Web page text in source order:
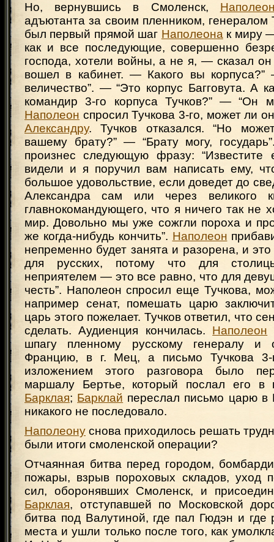
Но, вернувшись в Смоленск,
адъютанта за своим пленником,
был первый прямой шаг Наполеона к миру
как и все последующие, совершенно
господа, хотели войны, а не я, — сказал он
вошел в кабинет. — Какого вы корпуса?”
величество”. — “Это корпус Багговута. А
командир 3-го корпуса Тучков?” — “Он
Наполеон спросил Тучкова 3-го, может ли
Александру. Тучков отказался. “Но
вашему брату?” — “Брату могу,
произнес следующую фразу:
видели и я поручил вам написать ему,
большое удовольствие, если доведет до
Александра сам или через великого
главнокомандующего, что я ничего так не
мир. Довольно мы уже сожгли пороха и
же когда-нибудь кончить”. Наполеон
непременно будет занята и разорена, и
для русских, потому что для
неприятелем — это все равно, что для
честь”. Наполеон спросил еще Тучкова,
например сенат, помешать царю
царь этого пожелает. Тучков ответил, что
сделать. Аудиенция кончилась. Наполеон
шпагу пленному русскому генералу и
Францию, в г. Мец, а письмо Тучкова
изложением этого разговора было
маршалу Бертье, который послал его в
Барклая; Барклай переслал письмо царю в
никакого не последовало.
Наполеону снова приходилось решать
были итоги смоленской операции?
Отчаянная битва перед городом,
пожары, взрыв пороховых складов, уход
сил, оборонявших Смоленск, и
Барклая, отступавшей по Московской
битва под Валутиной, где пал Гюдэн и где
места и ушли только после того, как